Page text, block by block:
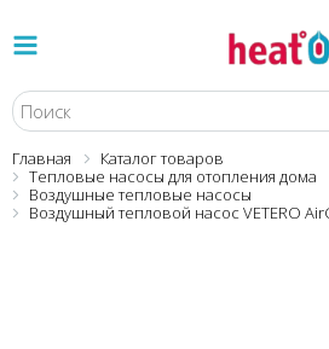
Главная
Каталог товаров
Тепловые насосы для отопления дома
Воздушные тепловые насосы
Воздушный тепловой насос VETERO